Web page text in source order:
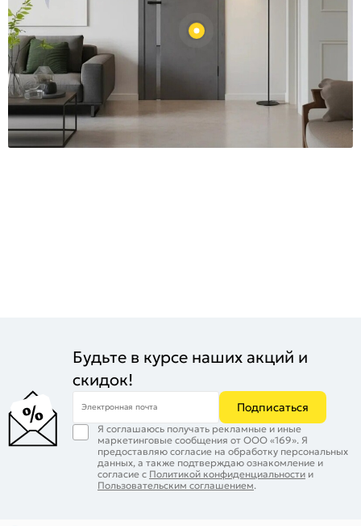
Будьте в курсе наших акций и
скидок!
Электронная почта Подписаться
Я соглашаюсь получать рекламные и иные
маркетинговые сообщения от ООО «169». Я
предоставляю согласие на обработку персональных
данных, а также подтверждаю ознакомление и
согласие с Политикой конфиденциальности и
Пользовательским соглашением.